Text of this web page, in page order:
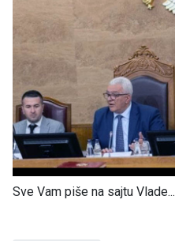
Sve Vam piše na sajtu Vlade...